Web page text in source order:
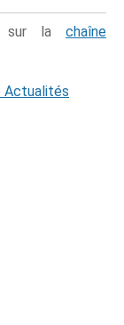
sur la chaîne
Actualités